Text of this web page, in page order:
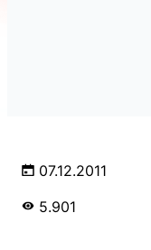
07.12.2011
5.901